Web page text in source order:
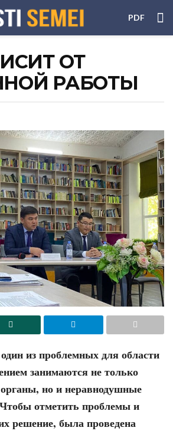
PDF
ОТ
РАБОТЫ
из проблемных для области
занимаются не только
но и неравнодушные
отметить проблемы и
решение, была проведена